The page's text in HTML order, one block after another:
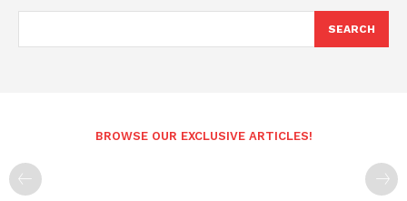
SEARCH
BROWSE OUR EXCLUSIVE ARTICLES!